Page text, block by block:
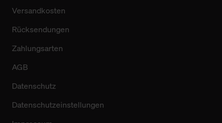
Versandkosten
Rücksendungen
Zahlungsarten
AGB
Datenschutz
Datenschutzeinstellungen